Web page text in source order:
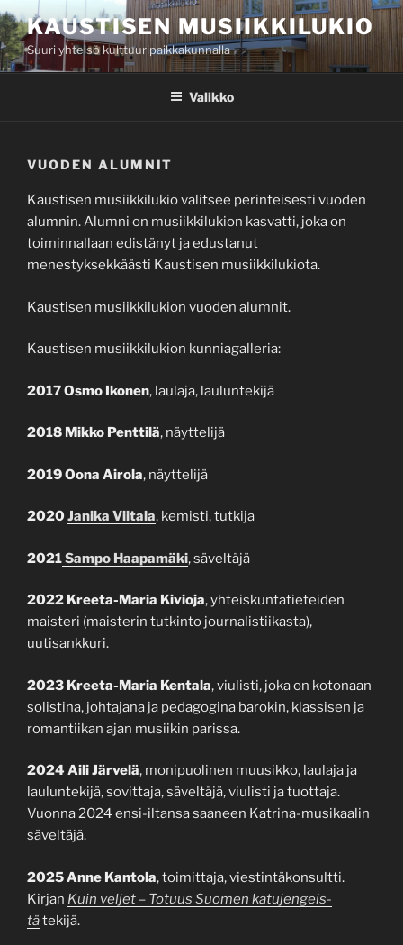
Siirry
sisältöönKAUSTISEN MUSIIKKILUKIO
Suuri yhteisö kulttuuripaikkakunnalla
Valikko
VUODEN ALUMNIT
Kaustisen musiikkilukio valitsee perinteisesti vuoden
alumnin. Alumni on musiikkilukion kasvatti, joka on
toiminnallaan edistänyt ja edustanut
menestyksekkäästi Kaustisen musiikkilukiota.
Kaustisen musiikkilukion vuoden alumnit.
Kaustisen musiikkilukion kunniagalleria:
2017 Osmo Ikonen, laulaja, lauluntekijä
2018 Mikko Penttilä, näyttelijä
2019 Oona Airola, näyttelijä
2020Janika Viitala, kemisti, tutkija
2021Sampo Haapamäki, säveltäjä
2022 Kreeta-Maria Kivioja, yhteiskuntatieteiden
maisteri (maisterin tutkinto journalistiikasta),
uutisankkuri.
2023 Kreeta-Maria Kentala, viulisti, joka on kotonaan
solistina, johtajana ja pedagogina barokin, klassisen ja
romantiikan ajan musiikin parissa.
2024 Aili Järvelä, monipuolinen muusikko, laulaja ja
lauluntekijä, sovittaja, säveltäjä, viulisti ja tuottaja.
Vuonna 2024 ensi-iltansa saaneen Katrina-musikaalin
säveltäjä.
2025 Anne Kantola, toimittaja, viestintäkonsultti.
Kirjan Kuin vel­jet – To­tuus Suo­men ka­tu­jen­geis­
tätekijä.